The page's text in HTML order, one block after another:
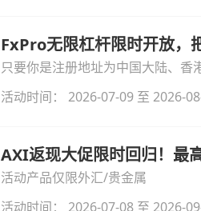
FxPro无限杠杆限时开放，
只要你是注册地址为中国大陆、
自动解锁无限倍杠杆福利，无需额
活动时间： 2026-07-09 至 2026-
AXI返现大促限时回归！最
活动产品仅限外汇/贵金属
活动时间： 2026-07-08 至 2026-